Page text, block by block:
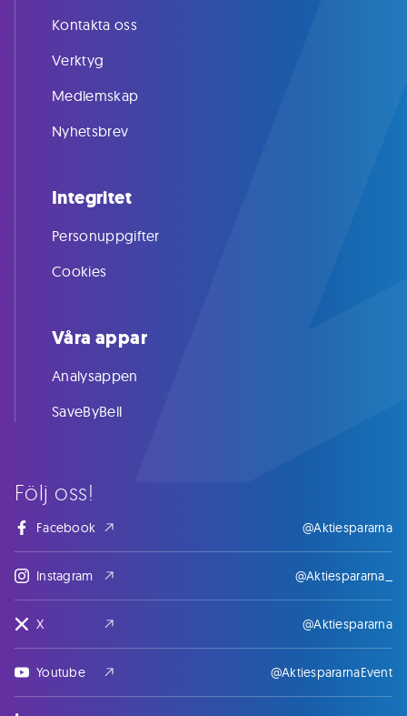
Följ oss!
Facebook @Aktiespararna
Instagram @Aktiespararna_
X @Aktiespararna
Youtube @AktiespararnaEvent
Kontakta oss
Verktyg
Medlemskap
Nyhetsbrev
Integritet
Personuppgifter
Cookies
Våra appar
Analysappen
SaveByBell